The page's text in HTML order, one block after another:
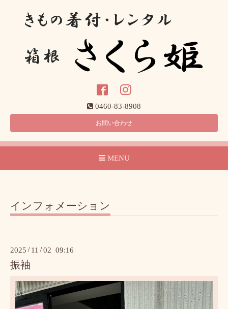
0460-83-8908
お問い合わせ
MENU
インフォメーション
2025 / 11 /02 09:16
振袖